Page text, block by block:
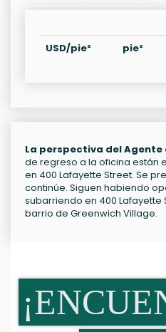
USD/pie² pie²
La perspectiva del Agente
de regreso a la oficina están
en 400 Lafayette Street. Se
continúe. Siguen habiendo
subarriendo en 400 Lafayette
barrio de Greenwich Village.